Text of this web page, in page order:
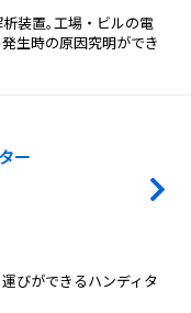
装置｡工場・ビルの電
生時の原因究明ができ
ー
びができるハンディタ